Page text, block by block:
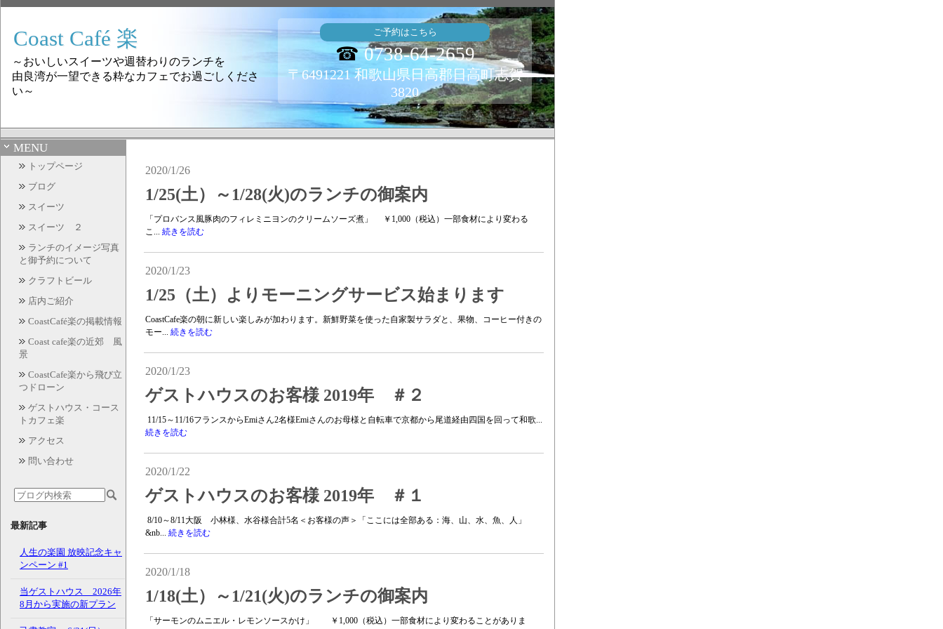
Coast Café 楽
～おいしいスイーツや週替わりのランチを
由良湾が一望できる粋なカフェでお過ごしくださ
い～
ご予約はこちら
☎0738-64-2659
〒6491221 和歌山県日高郡日高町志賀
3820
MENU
トップページ
ブログ
スイーツ
スイーツ ２
ランチのイメージ写真
と御予約について
クラフトビール
店内ご紹介
CoastCafé楽の掲載情報
Coast cafe楽の近郊 風
景
CoastCafe楽から飛び立
つドローン
ゲストハウス・コース
トカフェ楽
アクセス
問い合わせ
最新記事
人生の楽園 放映記念キャ
ンペーン #1
当ゲストハウス 2026年
8月から実施の新プラン
2020/1/26
1/25(土）～1/28(火)のランチの御案内
「プロバンス風豚肉のフィレミニヨンのクリームソーズ煮」 ￥1,000（税込）一部食材により変わる
こ... 続きを読む
2020/1/23
1/25（土）よりモーニングサービス始まります
CoastCafe楽の朝に新しい楽しみが加わります。新鮮野菜を使った自家製サラダと、果物、コーヒー付きの
モー... 続きを読む
2020/1/23
ゲストハウスのお客様 2019年 ＃２
11/15～11/16フランスからEmiさん2名様Emiさんのお母様と自転車で京都から尾道経由四国を回って和歌...
続きを読む
2020/1/22
ゲストハウスのお客様 2019年 ＃１
8/10～8/11大阪 小林様、水谷様合計5名＜お客様の声＞「ここには全部ある：海、山、水、魚、人」
&nb... 続きを読む
2020/1/18
1/18(土）～1/21(火)のランチの御案内
「サーモンのムニエル・レモンソースかけ」 ￥1,000（税込）一部食材により変わることがありま